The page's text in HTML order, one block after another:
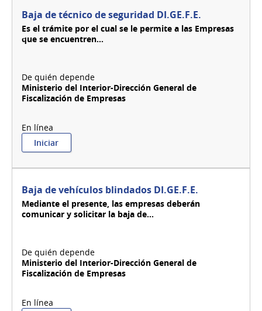
de
seguridad
DI.GE.F.E.
Baja de técnico de seguridad DI.GE.F.E.
Es el trámite por el cual se le permite a las Empresas
que se encuentren...
Ministerio del Interior-Dirección General de
Fiscalización de Empresas
Iniciar:
Baja
seguridad
DI.GE.F.E.
Baja de vehículos blindados DI.GE.F.E.
Mediante el presente, las empresas deberán
comunicar y solicitar la baja de...
Ministerio del Interior-Dirección General de
Fiscalización de Empresas